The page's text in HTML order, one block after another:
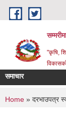
Skip to main content
"कृषि,
समाचार
You are
Home » दरभाउपत्र